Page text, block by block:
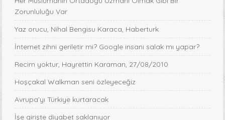
Zorunluluğu Var
Yaz orucu, Nihal Bengisu Karaca, Haberturk
İnternet zihni geriletir mi? Google insanı salak mı yapar?
Recim yoktur, Hayrettin Karaman, 27/08/2010
Hoşçakal Walkman seni özleyeceğiz
Avrupa’yı Türkiye kurtaracak
İşe girişte diyabet saklanıyor